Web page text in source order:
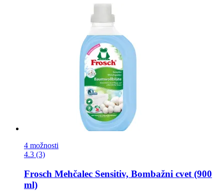
4 možnosti
4.3 (3)
Frosch Mehčalec Sensitiv, Bombažni cvet (900
ml)